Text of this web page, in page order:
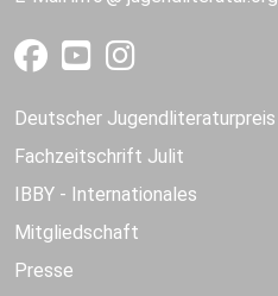
Deutscher Jugendliteraturpreis
Fachzeitschrift Julit
IBBY - Internationales
Mitgliedschaft
Presse